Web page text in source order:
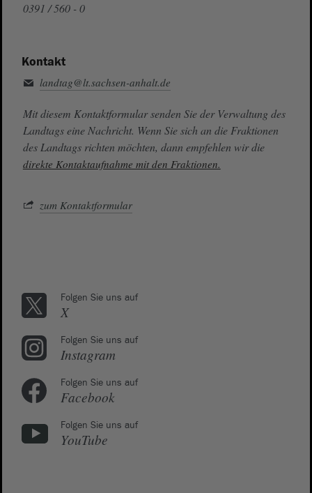
0391 / 560 - 0
Kontakt
landtag@lt.sachsen-anhalt.de
Mit diesem Kontaktformular senden Sie der Verwaltung des
Landtags eine Nachricht. Wenn Sie sich an die Fraktionen
des Landtags richten möchten, dann empfehlen wir die
direkte Kontaktaufnahme mit den Fraktionen.
zum Kontaktformular
Folgen Sie uns auf
X
Folgen Sie uns auf
Instagram
Folgen Sie uns auf
Facebook
Folgen Sie uns auf
YouTube